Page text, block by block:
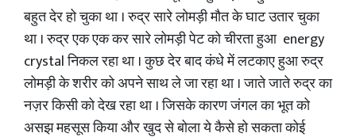
बहुत देर हो चुका था । रुद्र सारे लोमड़ी मौत के घाट उतार चुका
था । रुद्र एक एक कर सारे लोमड़ी पेट को चीरता हुआ energy
crystal निकल रहा था । कुछ देर बाद कंधे में लटकाए हुआ रुद्र
लोमड़ी के शरीर को अपने साथ ले जा रहा था । जाते जाते रुद्र का
नज़र किसी को देख रहा था । जिसके कारण जंगल का भूत को
असझ महसूस किया और खुद से बोला ये कैसे हो सकता कोई